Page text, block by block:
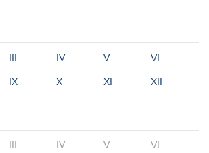
III IV V VI
IX X XI XII
III IV V VI